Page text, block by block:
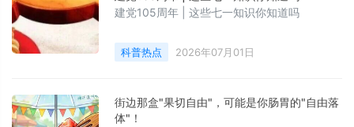
建党105周年 | 这些七一知识你知道吗
科普热点 2026年07月01日
街边那盒"果切自由"，可能是你肠胃的"自由落
体"！